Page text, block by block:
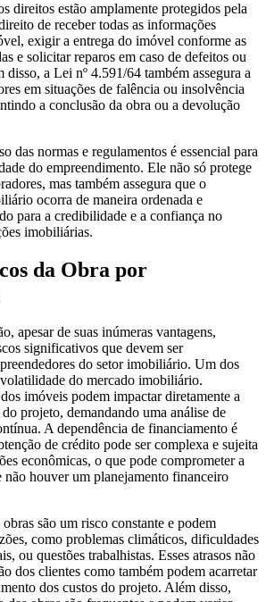
direitos estão amplamente protegidos pela
de receber todas as informações
exigir a entrega do imóvel conforme as
e solicitar reparos em caso de defeitos ou
a Lei nº 4.591/64 também assegura a
em situações de falência ou insolvência
a conclusão da obra ou a devolução
das normas e regulamentos é essencial para
do empreendimento. Ele não só protege
mas também assegura que o
ocorra de maneira ordenada e
para a credibilidade e a confiança no
imobiliárias.
da Obra por
apesar de suas inúmeras vantagens,
significativos que devem ser
do setor imobiliário. Um dos
do mercado imobiliário.
imóveis podem impactar diretamente a
projeto, demandando uma análise de
A dependência de financiamento é
de crédito pode ser complexa e sujeita
econômicas, o que pode comprometer a
não houver um planejamento financeiro
são um risco constante e podem
como problemas climáticos, dificuldades
ou questões trabalhistas. Esses atrasos não
dos clientes como também podem acarretar
dos custos do projeto. Além disso,